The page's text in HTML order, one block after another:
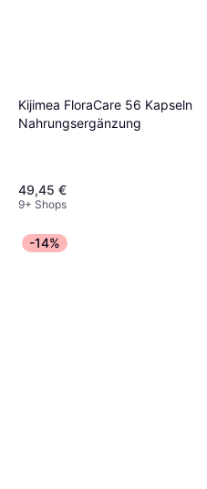
Kijimea FloraCare 56 Kapseln
Nahrungsergänzung
49,45 €
9+ Shops
-14%